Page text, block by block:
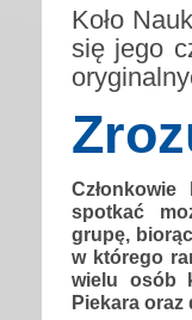
Koło
się jego
spotkać
grupę,
w którego
wielu osób
Piekara oraz